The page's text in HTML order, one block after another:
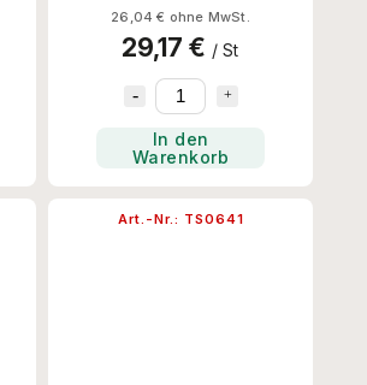
26,04 € ohne MwSt.
29,17 € / St
In den
Warenkorb
Art.-Nr.: TS0641